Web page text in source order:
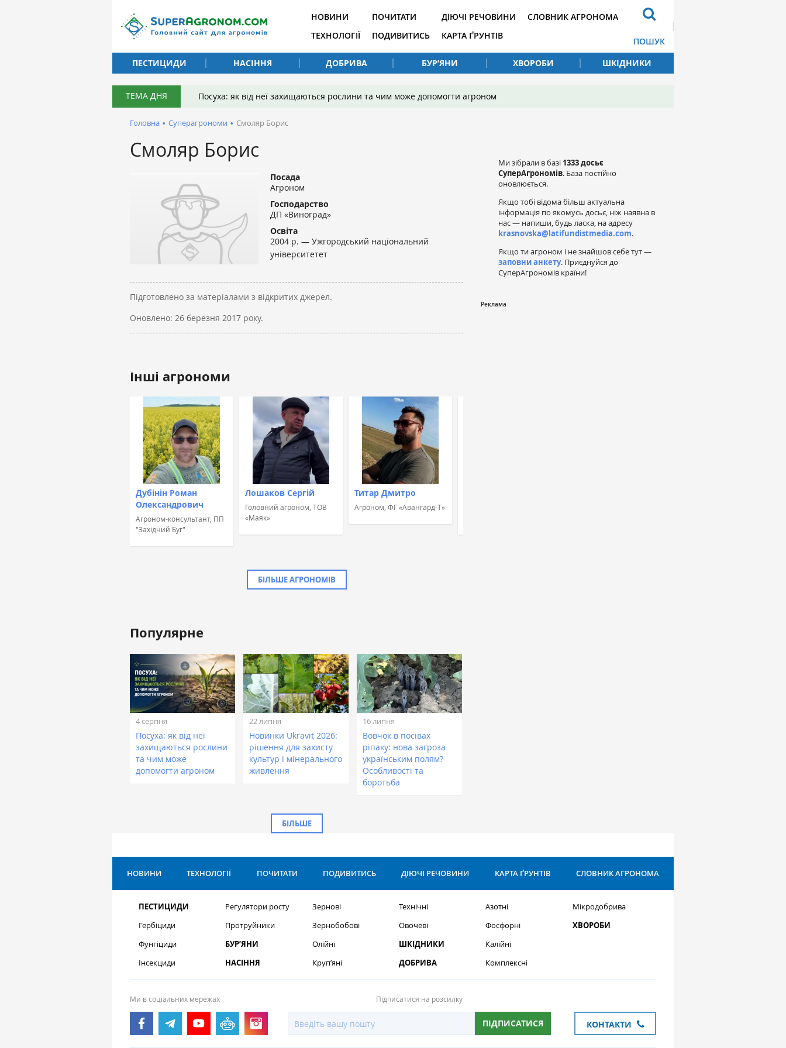
НОВИНИ
ТЕХНОЛОГІЇ
ПОЧИТАТИ
ПОДИВИТИСЬ
ДІЮЧІ РЕЧОВИНИ
КАРТА ҐРУНТІВ
СЛОВНИК АГРОНОМА
ПОШУК
ПЕСТИЦИДИ
НАСІННЯ ДОБРИВА БУР’ЯНИ ХВОРОБИ ШКІДНИКИ
ТЕМА ДНЯ Посуха: як від неї захищаються рослини та чим може допомогти агроном
Головна • Суперагрономи • Смоляр Борис
Смоляр Борис
Посада
Агроном
Господарство
ДП «Виноград»
Освіта
2004 р. — Ужгородський національний
університетет
Підготовлено за матеріалами з відкритих джерел.
Оновлено: 26 березня 2017 року.
Інші агрономи
Дубінін Роман
Олександрович
Агроном-консультант, ПП
"Західний Буг"
Лошаков Сергій
Головний агроном, ТОВ
«Маяк»
Титар Дмитро
Агроном, ФГ «Авангард-Т»
Жовтан Назар
Лінійний агроном, ТОВ
«ТАС Агро Захід» (ТАС
Агро)
БІЛЬШЕ АГРОНОМІВ
Популярне
4 серпня
Посуха: як від неї
захищаються рослини
та чим може
допомогти агроном
22 липня
Новинки Ukravit 2026:
рішення для захисту
культур і мінерального
живлення
16 липня
Вовчок в посівах
ріпаку: нова загроза
українським полям?
Особливості та
боротьба
БІЛЬШЕ
Ми зібрали в базі 1333 досьє
СуперАгрономів. База постійно
оновлюється.
Якщо тобі відома більш актуальна
інформація по якомусь досьє, ніж наявна в
нас — напиши, будь ласка, на адресу
krasnovska@latifundistmedia.com.
Якщо ти агроном і не знайшов себе тут —
заповни анкету. Приєднуйся до
СуперАгрономів країни!
НОВИНИ ТЕХНОЛОГІЇ ПОЧИТАТИ ПОДИВИТИСЬ ДІЮЧІ РЕЧОВИНИ КАРТА ҐРУНТІВ СЛОВНИК АГРОНОМА
ПЕСТИЦИДИ
Гербіциди
Фунгіциди
Інсекциди
Регулятори росту
Протруйники
БУР’ЯНИ
НАСІННЯ
Зернові
Зернобобові
Олійні
Круп’яні
Технічні
Овочеві
ШКІДНИКИ
ДОБРИВА
Азотні
Фосфорні
Калійні
Комплексні
Мікродобрива
ХВОРОБИ
Ми в соціальних мережах Підписатися на розсилку
ПІДПИСАТИСЯ КОНТАКТИ